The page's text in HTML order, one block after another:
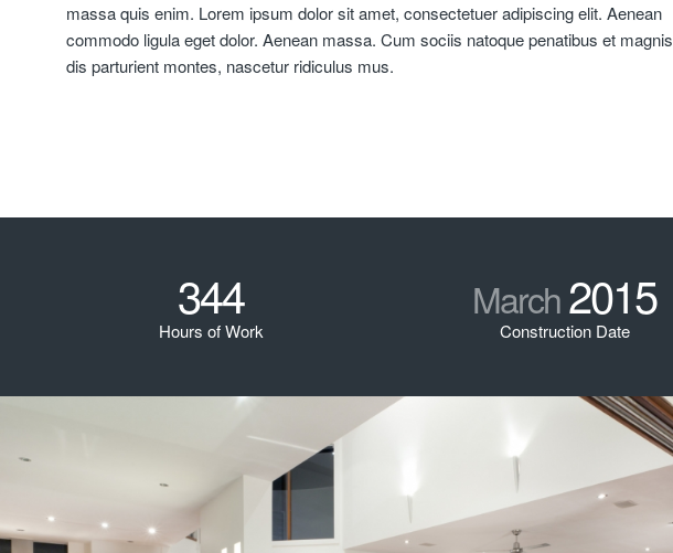
massa quis enim. Lorem ipsum dolor sit amet, consectetuer adipiscing elit. Aenean
commodo ligula eget dolor. Aenean massa. Cum sociis natoque penatibus et magnis
dis parturient montes, nascetur ridiculus mus.
344
Hours of Work
March2015
Construction Date